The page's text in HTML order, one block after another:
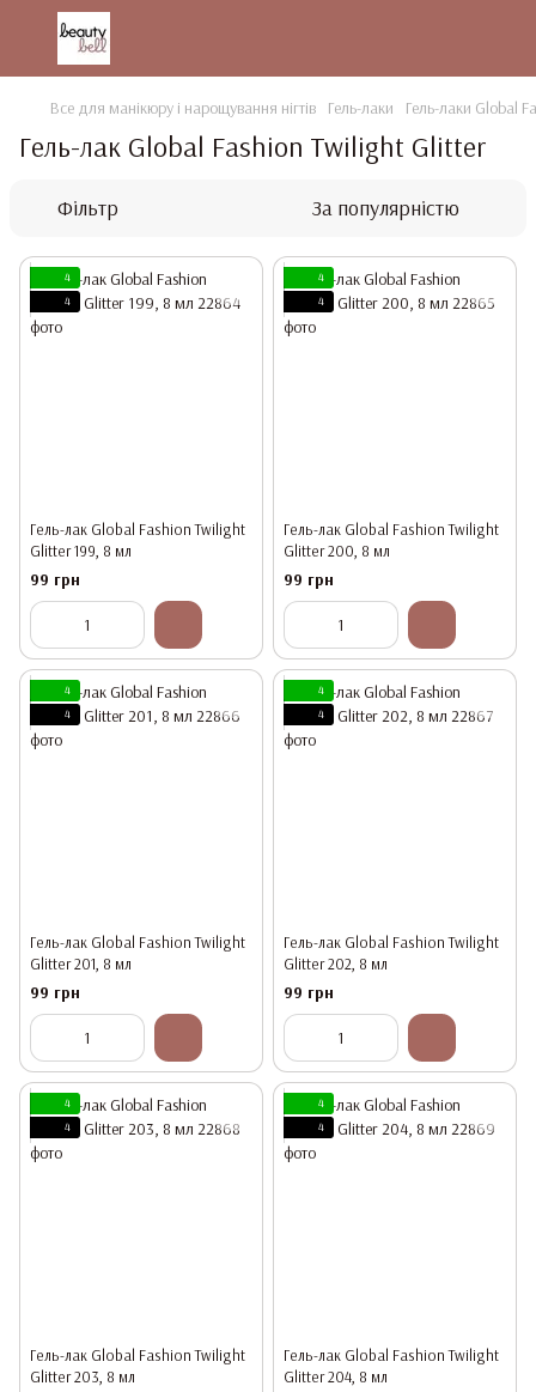
Все для манікюру і нарощування нігтів Гель-лаки Гель-лаки Global
Гель-лак Global Fashion Twilight Glitter
Фільтр За популярністю
4
4
Гель-лак Global Fashion Twilight
Glitter 199, 8 мл
99 грн
4
4
Гель-лак Global Fashion Twilight
Glitter 200, 8 мл
99 грн
4
4
Гель-лак Global Fashion Twilight
Glitter 201, 8 мл
99 грн
4
4
Гель-лак Global Fashion Twilight
Glitter 202, 8 мл
99 грн
4
4
Гель-лак Global Fashion Twilight
Glitter 203, 8 мл
4
4
Гель-лак Global Fashion Twilight
Glitter 204, 8 мл